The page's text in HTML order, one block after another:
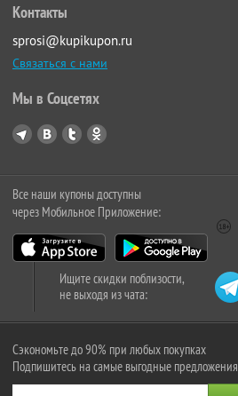
Контакты
sprosi@kupikupon.ru
Связаться с нами
Мы в Соцсетях
Все наши купоны доступны
через Мобильное Приложение:
Ищите скидки поблизости,
не выходя из чата:
Сэкономьте до 90% при любых покупках
Подпишитесь на самые выгодные предложения